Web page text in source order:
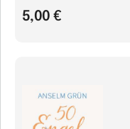
5,00 €